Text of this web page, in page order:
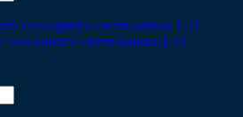
светильника 1-11